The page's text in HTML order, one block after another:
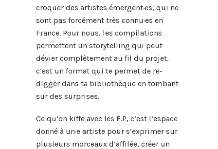
croquer des artistes émergent·es, qui ne
sont pas forcément très connu·es en
France. Pour nous, les compilations
permettent un storytelling qui peut
dévier complètement au fil du projet,
c’est un format qui te permet de re-
digger dans ta bibliothèque en tombant
sur des surprises.
Ce qu’on kiffe avec les E.P, c’est l’espace
donné à un·e artiste pour s’exprimer sur
plusieurs morceaux d’affilée, créer un